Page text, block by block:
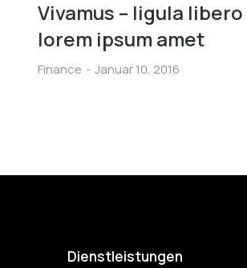
Vivamus – ligula
lorem ipsum amet
Finance Januar 10, 2016
Dienstleistungen